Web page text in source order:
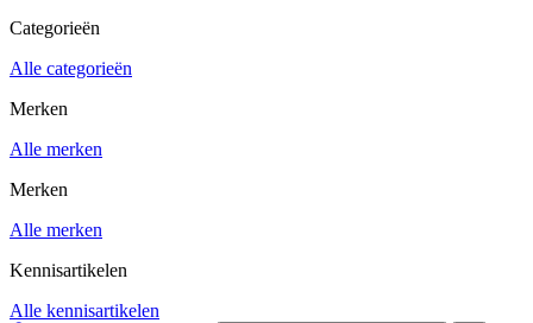
Categorieën
Alle categorieën
Merken
Alle merken
Merken
Alle merken
Kennisartikelen
Alle kennisartikelen